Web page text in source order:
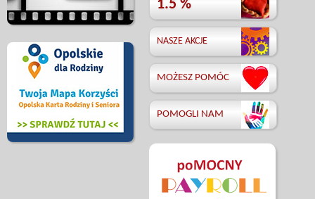
1.5 %
NASZE AKCJE
MOŻESZ POMÓC
POMOGLI NAM